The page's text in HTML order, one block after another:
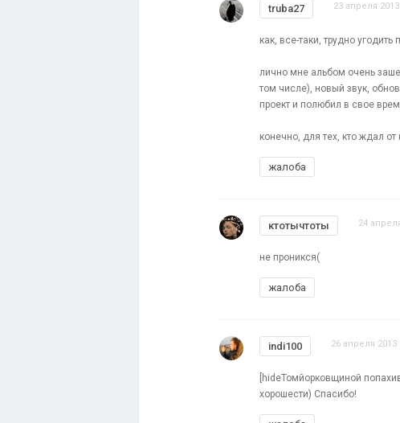
truba27 23 апреля
как, все-таки, трудно
лично мне альбом очень
том числе), новый звук,
проект и полюбил в свое
конечно, для тех, кто ждал
жалоба
ктотычтоты 24
не проникся(
жалоба
indi100 26 апреля 2013
[hideТомйорковщиной
хорошести) Спасибо!